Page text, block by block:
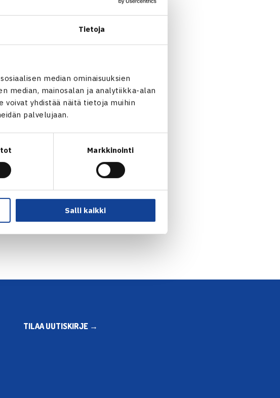
Tietoja
median ominaisuuksien
median, mainosalan ja analytiikka-alan
yhdistää näitä tietoja muihin
palvelujaan.
Markkinointi
Salli kaikki
TILAA UUTISKIRJE →